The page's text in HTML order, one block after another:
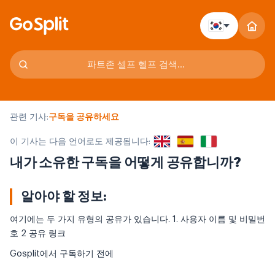
관련 기사:구독을 공유하세요
이 기사는 다음 언어로도 제공됩니다:
내가 소유한 구독을 어떻게 공유합니까?
알아야 할 정보:
여기에는 두 가지 유형의 공유가 있습니다. 1. 사용자 이름 및 비밀번
호 2 공유 링크
Gosplit에서 구독하기 전에